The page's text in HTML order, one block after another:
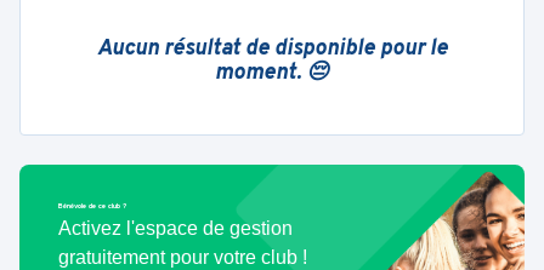
Aucun résultat de disponible pour le
moment. 😔
Bénévole de ce club ?
Activez l'espace de gestion
gratuitement pour votre club !